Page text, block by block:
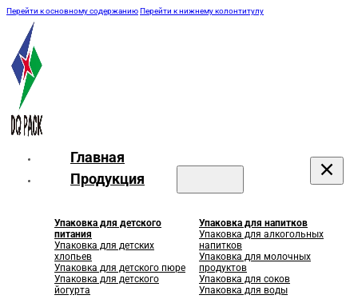
Перейти к основному содержаниюПерейти к нижнему колонтитулу
Главная
Продукция
Упаковка для детского
питания
Упаковка для детских
хлопьев
Упаковка для детского пюре
Упаковка для детского
йогурта
Упаковка для напитков
Упаковка для алкогольных
напитков
Упаковка для молочных
продуктов
Упаковка для соков
Упаковка для воды